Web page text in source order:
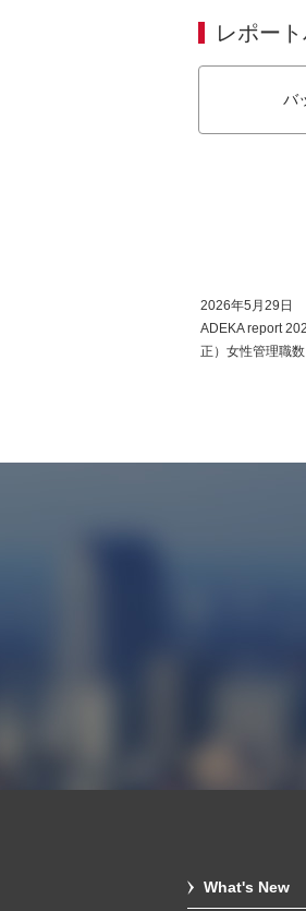
レポー
バ
2026年5月29日
ADEKA report
正）女性管理職
What's New